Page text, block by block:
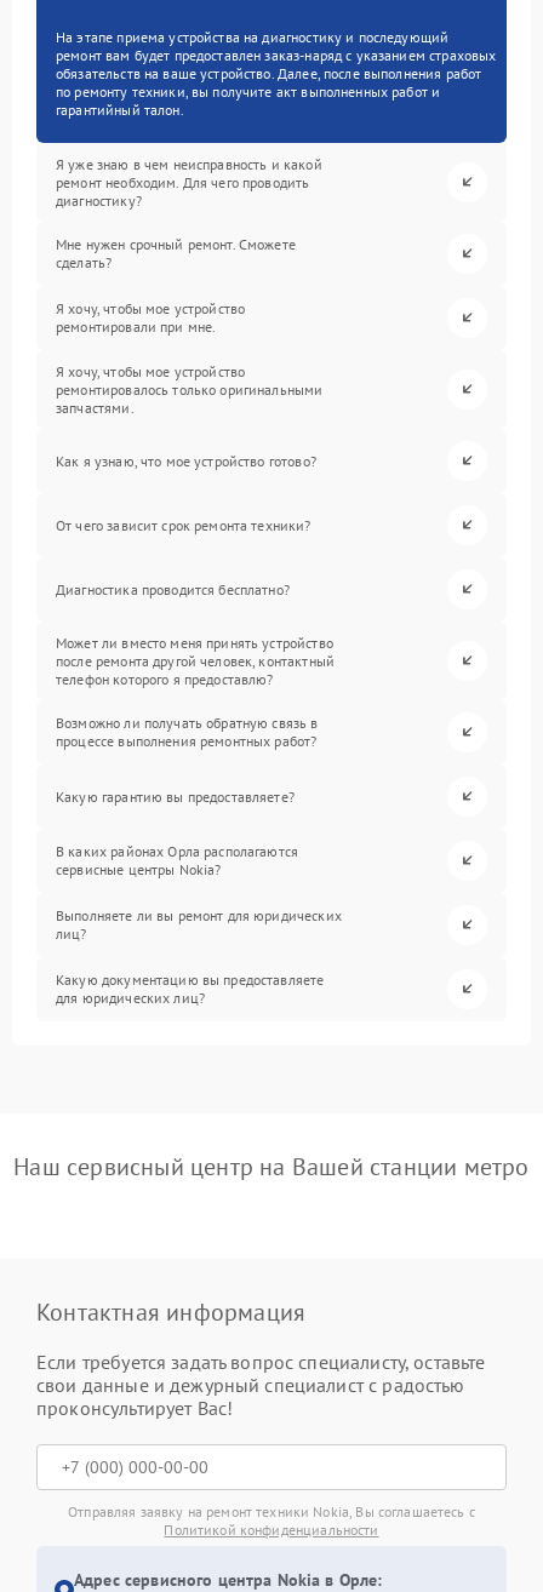
На этапе приема устройства на диагностику и последующий
ремонт вам будет предоставлен заказ-наряд с указанием страховых
обязательств на ваше устройство. Далее, после выполнения работ
по ремонту техники, вы получите акт выполненных работ и
гарантийный талон.
Я уже знаю в чем неисправность и какой
ремонт необходим. Для чего проводить
диагностику?
Мне нужен срочный ремонт. Сможете
сделать?
Я хочу, чтобы мое устройство
ремонтировали при мне.
Я хочу, чтобы мое устройство
ремонтировалось только оригинальными
запчастями.
Как я узнаю, что мое устройство готово?
От чего зависит срок ремонта техники?
Диагностика проводится бесплатно?
Может ли вместо меня принять устройство
после ремонта другой человек, контактный
телефон которого я предоставлю?
Возможно ли получать обратную связь в
процессе выполнения ремонтных работ?
Какую гарантию вы предоставляете?
В каких районах Орла располагаются
сервисные центры Nokia?
Выполняете ли вы ремонт для юридических
лиц?
Какую документацию вы предоставляете
для юридических лиц?
Наш сервисный центр на Вашей станции метро
Контактная информация
Если требуется задать вопрос специалисту, оставьте
свои данные и дежурный специалист с радостью
проконсультирует Вас!
Отправляя заявку на ремонт техники Nokia, Вы соглашаетесь с
Политикой конфиденциальности
Адрес сервисного центра Nokia в Орле: